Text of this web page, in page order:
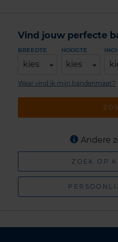
Vind jouw perfecte
BREEDTE
kies
HOOGTE
kies
Waar vind ik mijn bandenmaat?
Andere
ZOEK OP